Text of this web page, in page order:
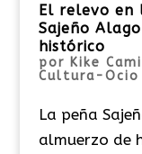
El relevo en
Sajeño
histórico
por Kike
Cultura-Ocio
La peña
almuerzo de